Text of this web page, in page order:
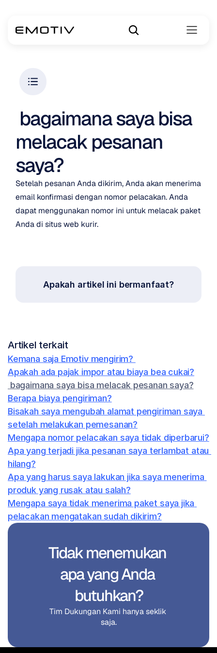
melacak pesanan
saya?
Setelah pesanan Anda dikirim, Anda akan menerima
email konfirmasi dengan nomor pelacakan. Anda
dapat menggunakan nomor ini untuk melacak paket
Anda di situs web kurir.
Apakah artikel ini bermanfaat?
Artikel terkait
Kemana saja Emotiv mengirim?
Apakah ada pajak impor atau biaya bea cukai?
bagaimana saya bisa melacak pesanan saya?
Berapa biaya pengiriman?
Bisakah saya mengubah alamat pengiriman saya
setelah melakukan pemesanan?
Mengapa nomor pelacakan saya tidak diperbarui?
Apa yang terjadi jika pesanan saya terlambat atau
hilang?
Apa yang harus saya lakukan jika saya menerima
produk yang rusak atau salah?
Mengapa saya tidak menerima paket saya jika
pelacakan mengatakan sudah dikirim?
Tidak menemukan
apa yang Anda
butuhkan?
Tim Dukungan Kami hanya seklik
saja.